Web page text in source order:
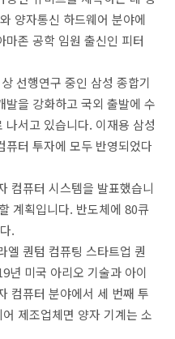
양자통신 하드웨어 분야에
존 공학 임원 출신인 피터
선행연구 중인 삼성 종합기
을 강화하고 국외 출발에 수
서고 있습니다. 이재용 삼성
퓨터 투자에 모두 반영되었다
컴퓨터 시스템을 발표했습니
계획입니다. 반도체에 80큐
.
엘 퀀텀 컴퓨팅 스타트업 퀀
년 미국 아리오 기술과 아이
컴퓨터 분야에서 세 번째 투
제조업체면 양자 기계는 소